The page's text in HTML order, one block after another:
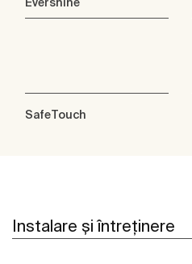
SafeTouch
Instalare și întreținere